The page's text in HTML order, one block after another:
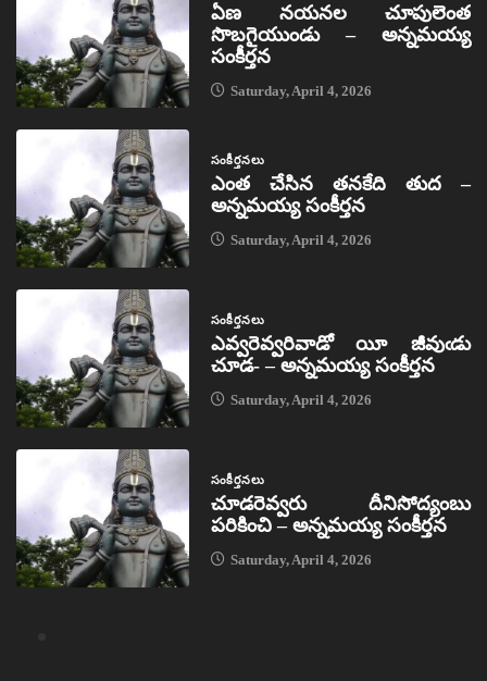
ఏణ నయనల చూపులెంత
సొబగైయుండు – అన్నమయ్య
సంకీర్తన
Saturday, April 4, 2026
సంకీర్తనలు
ఎంత చేసిన తనకేది తుద –
అన్నమయ్య సంకీర్తన
Saturday, April 4, 2026
సంకీర్తనలు
ఎవ్వరెవ్వరివాడో యీ జీవుఁడు
చూడ- – అన్నమయ్య సంకీర్తన
Saturday, April 4, 2026
సంకీర్తనలు
చూడరెవ్వరు దీనిసోద్యంబు
పరికించి – అన్నమయ్య సంకీర్తన
Saturday, April 4, 2026